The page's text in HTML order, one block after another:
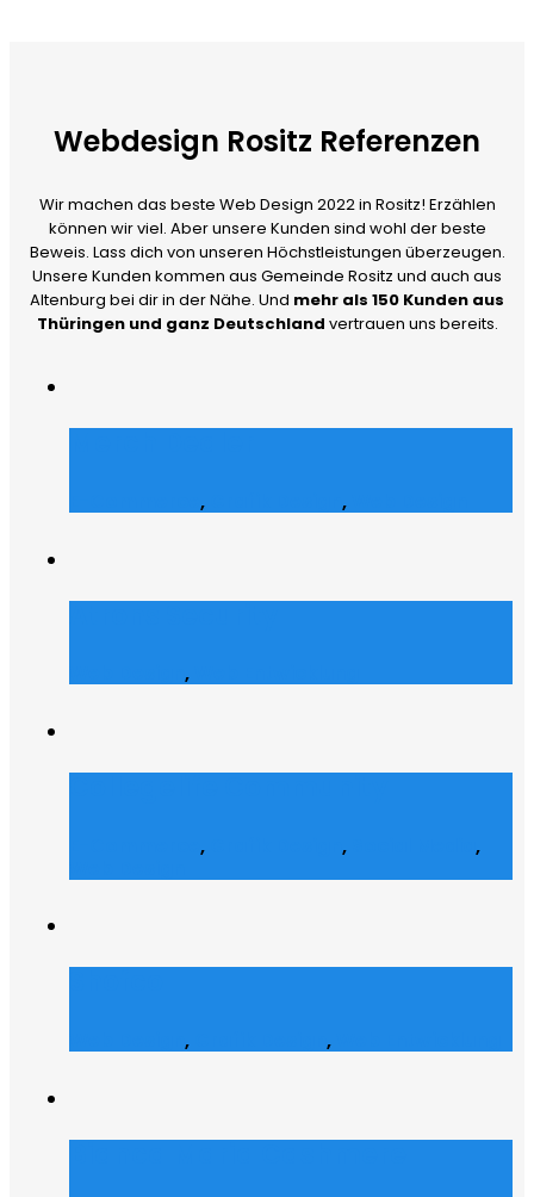
Webdesign Rositz Referenzen
Wir machen das beste Web Design 2022 in Rositz! Erzählen
können wir viel. Aber unsere Kunden sind wohl der beste
Beweis. Lass dich von unseren Höchstleistungen überzeugen.
Unsere Kunden kommen aus Gemeinde Rositz und auch aus
Altenburg bei dir in der Nähe. Und mehr als 150 Kunden aus
Thüringen und ganz Deutschland vertrauen uns bereits.
, ,
,
, ,
,
, ,